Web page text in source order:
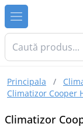
Principala /
Climatizor Сooper
Climatizor